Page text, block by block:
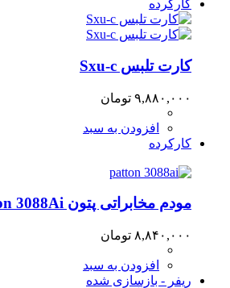
کارکرده
کارت تلبس Sxu-c
۹,۸۸۰,۰۰۰ تومان
افزودن به سبد
کارکرده
مودم مخابراتی پتون Patton 3088Ai
۸,۸۴۰,۰۰۰ تومان
افزودن به سبد
ریفر - بازسازی شده